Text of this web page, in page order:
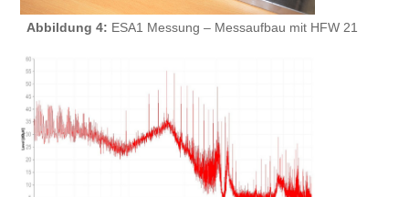
Abbildung 4: ESA1 Messung – Messaufbau mit HFW 21